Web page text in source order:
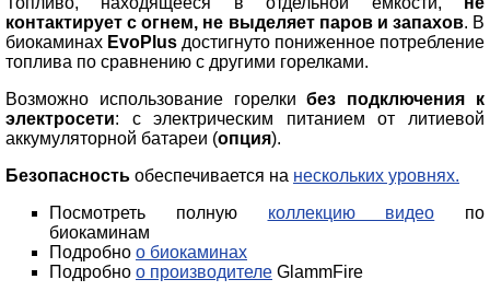
контактирует с огнем, не выделяет паров и запахов. В
биокаминах EvoPlus достигнуто пониженное потребление
топлива по сравнению с другими горелками.
Возможно использование горелкибез подключения к
электросети: с электрическим питанием от литиевой
аккумуляторной батареи (опция).
Безопасность обеспечивается на нескольких уровнях.
Посмотреть полную коллекцию видео по
биокаминам
Подробно о биокаминах
Подробно о производителе GlammFire